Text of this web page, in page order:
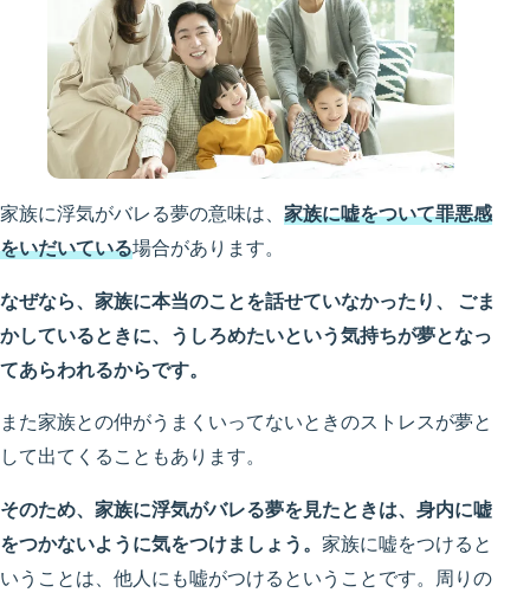
家族に浮気がバレる夢の意味は、 家族に嘘をついて罪悪感
をいだいている場合があります。
なぜなら、家族に本当のことを話せていなかったり、 ごま
かしているときに、うしろめたいという気持ちが夢となっ
てあらわれるからです。
また家族との仲がうまくいってないときのストレスが夢と
して出てくることもあります。
そのため、家族に浮気がバレる夢を見たときは、 身内に嘘
をつかないように気をつけましょう。 家族に嘘をつけると
いうことは、他人にも嘘がつけるということです。周りの